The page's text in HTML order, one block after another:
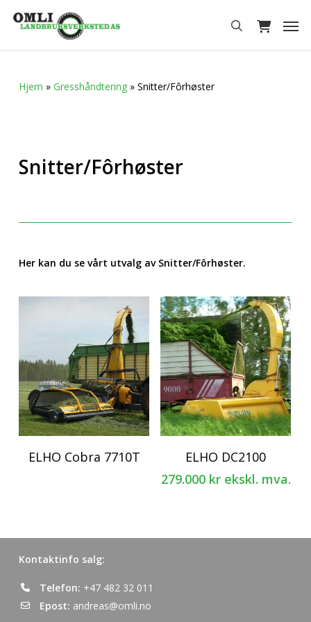
search
Hjem » Gresshåndtering» Snitter/Fôrhøster
Snitter/Fôrhøster
Her kan du se vårt utvalg av Snitter/Fôrhøster.
ELHO Cobra 7710T
ELHO DC2100
279.000 kr ekskl. mva.
Kontaktinfo salg:
Telefon: +47 482 32 011
Epost: andreas@omli.no